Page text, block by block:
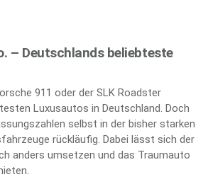
– Deutschlands beliebteste
911 oder der SLK Roadster
Luxusautos in Deutschland. Doch
selbst in der bisher starken
rückläufig. Dabei lässt sich der
anders umsetzen und das Traumauto